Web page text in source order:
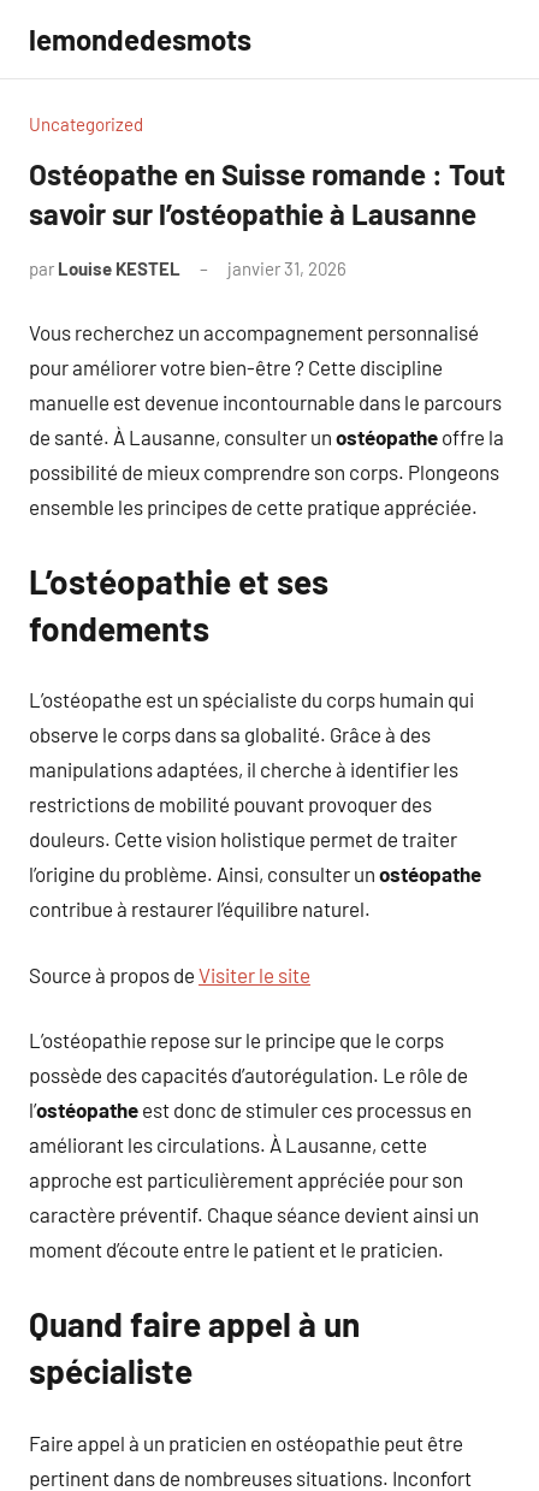
contenu
lemondedesmots
Uncategorized
Ostéopathe en Suisse romande : Tout
savoir sur l’ostéopathie à Lausanne
par Louise KESTEL janvier 31, 2026
Vous recherchez un accompagnement personnalisé
pour améliorer votre bien-être ? Cette discipline
manuelle est devenue incontournable dans le parcours
de santé. À Lausanne, consulter un ostéopathe offre la
possibilité de mieux comprendre son corps. Plongeons
ensemble les principes de cette pratique appréciée.
L’ostéopathie et ses
fondements
L’ostéopathe est un spécialiste du corps humain qui
observe le corps dans sa globalité. Grâce à des
manipulations adaptées, il cherche à identifier les
restrictions de mobilité pouvant provoquer des
douleurs. Cette vision holistique permet de traiter
l’origine du problème. Ainsi, consulter un ostéopathe
contribue à restaurer l’équilibre naturel.
Source à propos de Visiter le site
L’ostéopathie repose sur le principe que le corps
possède des capacités d’autorégulation. Le rôle de
l’ostéopathe est donc de stimuler ces processus en
améliorant les circulations. À Lausanne, cette
approche est particulièrement appréciée pour son
caractère préventif. Chaque séance devient ainsi un
moment d’écoute entre le patient et le praticien.
Quand faire appel à un
spécialiste
Faire appel à un praticien en ostéopathie peut être
pertinent dans de nombreuses situations. Inconfort